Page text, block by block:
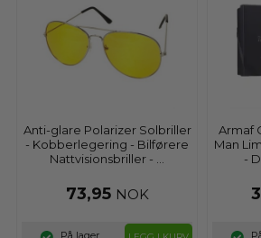
Anti-glare Polarizer Solbriller
- Kobberlegering - Bilførere
Nattvisionsbriller - ...
73,95 NOK
Armaf
Man
-